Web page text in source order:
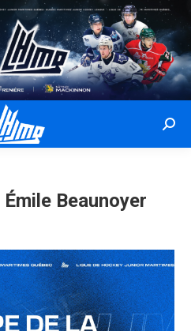
Émile Beaunoyer